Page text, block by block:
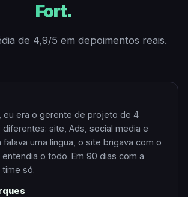
Fort.
de 4,9/5 em depoimentos reais.
eu era o gerente de projeto de 4
site, Ads, social media e
falava uma língua, o site brigava com o
entendia o todo. Em 90 dias com a
time só.